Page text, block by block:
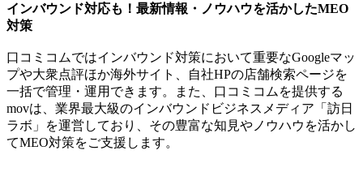
インバウンド対応も！最新情報・ノウハウを活かしたMEO
対策
口コミコムではインバウンド対策において重要なGoogleマッ
プや大衆点評ほか海外サイト、自社HPの店舗検索ページを
一括で管理・運用できます。また、口コミコムを提供する
movは、業界最大級のインバウンドビジネスメディア「訪日
ラボ」を運営しており、その豊富な知見やノウハウを活かし
てMEO対策をご支援します。